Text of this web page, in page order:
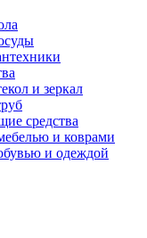
и зеркал
средства
и коврами
и одеждой